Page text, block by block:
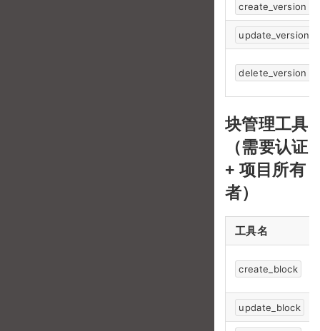
create_version
update_version
delete_version
块管理工具
（需要认证
+ 项目所有
者）
工具名
create_block
update_block